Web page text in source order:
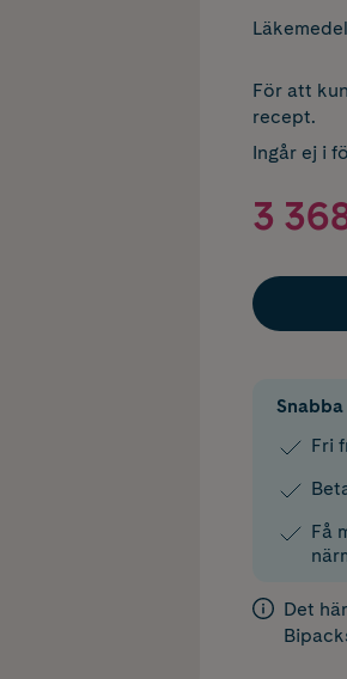
Läkemedel
För att
recept.
Ingår ej i
3
Fri
Få
Det